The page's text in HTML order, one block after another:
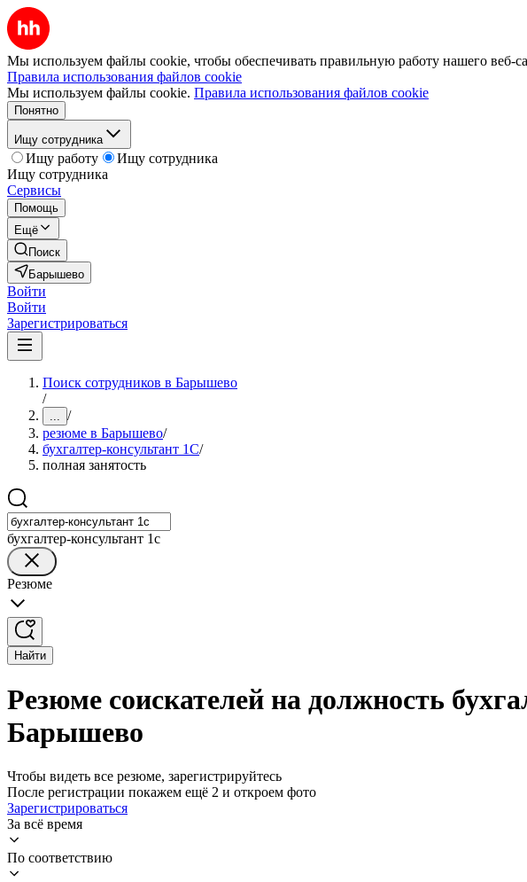
Мы используем файлы cookie, чтобы обеспечивать правильную работу нашего веб-
Правила использования файлов cookie
Мы используем файлы cookie. Правила использования файлов cookie
Понятно
Ищу сотрудника
Ищу работу
Ищу сотрудника
Ищу сотрудника
Сервисы
Помощь
Ещё
Поиск
Барышево
Войти
Войти
Зарегистрироваться
Поиск сотрудников в Барышево
/
... /
резюме в Барышево/
бухгалтер-консультант 1С/
полная занятость
бухгалтер-консультант 1с
Резюме
Найти
Резюме соискателей на должность
Барышево
Чтобы видеть все резюме, зарегистрируйтесь
После регистрации покажем ещё 2 и откроем фото
Зарегистрироваться
За всё время
По соответствию